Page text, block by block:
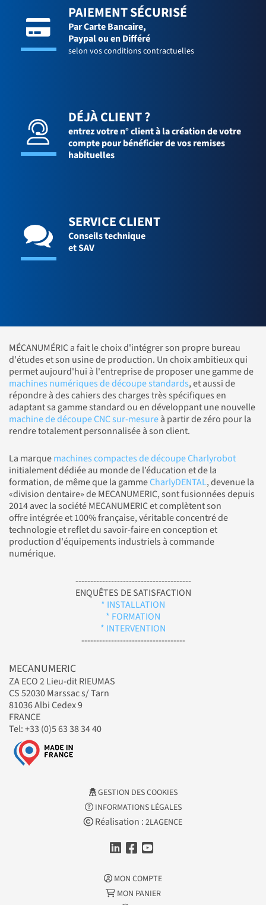
PAIEMENT SÉCURISÉ
Par Carte Bancaire,
Paypal ou en Différé
selon vos conditions contractuelles
DÉJÀ CLIENT ?
entrez votre n° client à la création de votre
compte pour bénéficier de vos remises
habituelles
SERVICE CLIENT
Conseils technique
et SAV
MÉCANUMÉRIC a fait le choix d'intégrer son propre bureau
d'études et son usine de production. Un choix ambitieux qui
permet aujourd'hui à l'entreprise de proposer une gamme de
machines numériques de découpe standards, et aussi de
répondre à des cahiers des charges très spécifiques en
adaptant sa gamme standard ou en développant une nouvelle
machine de découpe CNC sur-mesureà partir de zéro pour la
rendre totalement personnalisée à son client.
La marquemachines compactes de découpe Charlyrobot
initialement dédiée au monde de l’éducation et de la
formation, de même que la gammeCharlyDENTAL, devenue la
«division dentaire» de MECANUMERIC, sont fusionnées depuis
2014 avec la société MECANUMERIC et complètent son
offre intégrée et 100% française, véritable concentré de
technologie et reflet du savoir-faire en conception et
production d'équipements industriels à commande
numérique.
---------------------------------------
ENQUÊTES DE SATISFACTION
* INSTALLATION
* FORMATION
* INTERVENTION
-----------------------------------
MECANUMERIC
ZA ECO 2 Lieu-dit RIEUMAS
CS 52030 Marssac s/ Tarn
81036 Albi Cedex 9
FRANCE
Tel: +33 (0)5 63 38 34 40
GESTION DES COOKIES
INFORMATIONS LÉGALES
Réalisation : 2LAGENCE
MON COMPTE
MON PANIER